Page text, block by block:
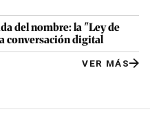
del nombre: la "Ley de
conversación digital
VER MÁS